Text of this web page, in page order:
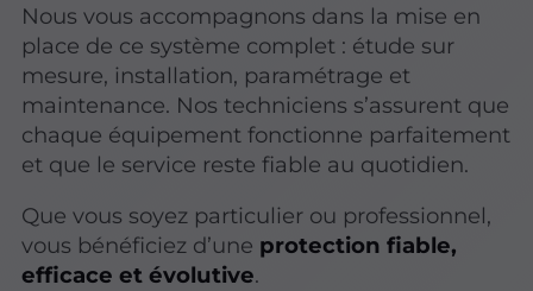
Nous vous accompagnons dans la mise en
place de ce système complet : étude sur
mesure, installation, paramétrage et
maintenance. Nos techniciens s’assurent que
chaque équipement fonctionne parfaitement
et que le service reste fiable au quotidien.
Que vous soyez particulier ou professionnel,
vous bénéficiez d’une protection fiable,
efficace et évolutive.